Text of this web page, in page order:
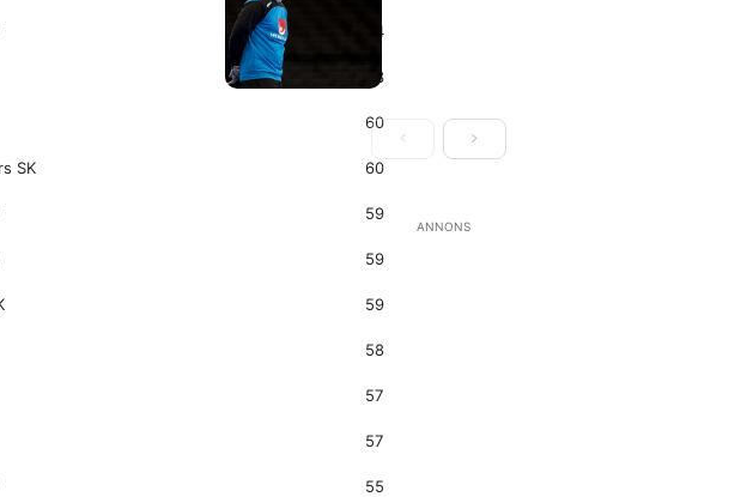
64
63
60
SK 60
59
59
59
58
57
57
55
ANNONS